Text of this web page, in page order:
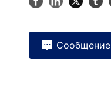
Сообщение